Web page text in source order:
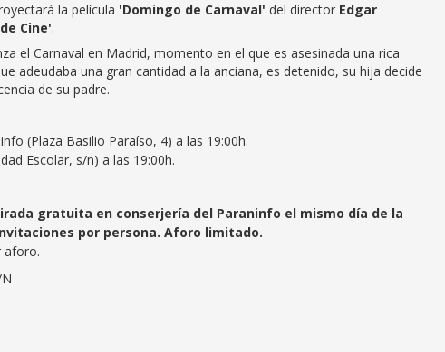
la película 'Domingo de Carnaval' del director Edgar
Cine'.
el Carnaval en Madrid, momento en el que es asesinada una rica
adeudaba una gran cantidad a la anciana, es detenido, su hija decide
de su padre.
(Plaza Basilio Paraíso, 4) a las 19:00h.
Escolar, s/n) a las 19:00h.
gratuita en conserjería del Paraninfo el mismo día de la
por persona. Aforo limitado.
aforo.